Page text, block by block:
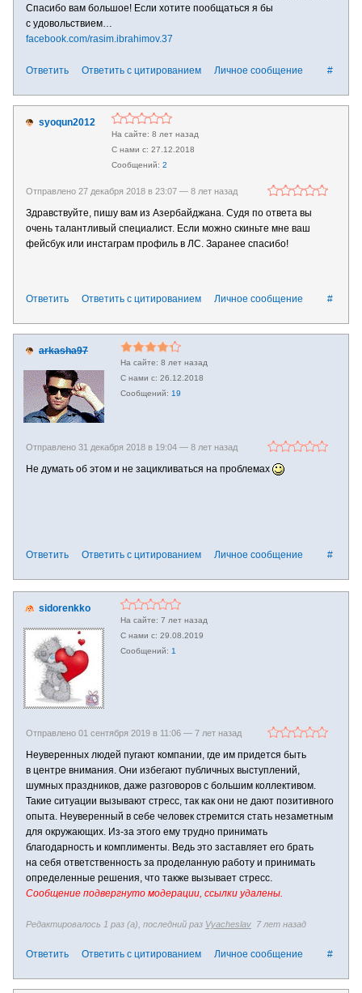
Спасибо вам большое! Если хотите пообщаться я бы
с удовольствием…
facebook.com/rasim.ibrahimov.37
#
Ответить Ответить с цитированием Личное сообщение
syoqun2012
8 лет назад
27.12.2018
2
Отправлено 27 декабря 2018 в 23:07 — 8 лет назад
Здравствуйте, пишу вам из Азербайджана. Судя по ответа вы
очень талантливый специалист. Если можно скиньте мне ваш
фейсбук или инстаграм профиль в ЛС. Заранее спасибо!
#
Ответить Ответить с цитированием Личное сообщение
arkasha97
8 лет назад
26.12.2018
19
Отправлено 31 декабря 2018 в 19:04 — 8 лет назад
Не думать об этом и не зацикливаться на проблемах
#
Ответить Ответить с цитированием Личное сообщение
sidorenkko
7 лет назад
29.08.2019
1
Отправлено 01 сентября 2019 в 11:06 — 7 лет назад
Неуверенных людей пугают компании, где им придется быть
в центре внимания. Они избегают публичных выступлений,
шумных праздников, даже разговоров с большим коллективом.
Такие ситуации вызывают стресс, так как они не дают позитивного
опыта. Неуверенный в себе человек стремится стать незаметным
для окружающих. Из-за этого ему трудно принимать
благодарность и комплименты. Ведь это заставляет его брать
на себя ответственность за проделанную работу и принимать
определенные решения, что также вызывает стресс.
Сообщение подвергнуто модерации, ссылки удалены.
Редактировалось 1 раз (а), последний раз Vyacheslav 7 лет назад
#
Ответить Ответить с цитированием Личное сообщение